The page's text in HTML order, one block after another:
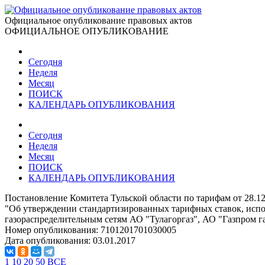
Официальное опубликование правовых актов
ОФИЦИАЛЬНОЕ ОПУБЛИКОВАНИЕ
Сегодня
Неделя
Месяц
ПОИСК
КАЛЕНДАРЬ ОПУБЛИКОВАНИЯ
Сегодня
Неделя
Месяц
ПОИСК
КАЛЕНДАРЬ ОПУБЛИКОВАНИЯ
Постановление Комитета Тульской области по тарифам от
"Об утверждении стандартизированных тарифных ставок,
газораспределительным сетям АО "Тулагоргаз", АО "Газпром
Номер опубликования: 7101201701030005
Дата опубликования: 03.01.2017
1 10 20 50 ВСЕ